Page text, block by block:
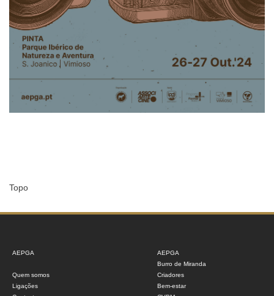
Topo
AEPGA
Quem somos
Ligações
AEPGA
Burro de Miranda
Criadores
Bem-estar